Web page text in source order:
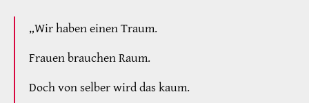
„Wir haben einen Traum.
Frauen brauchen Raum.
Doch von selber wird das kaum.